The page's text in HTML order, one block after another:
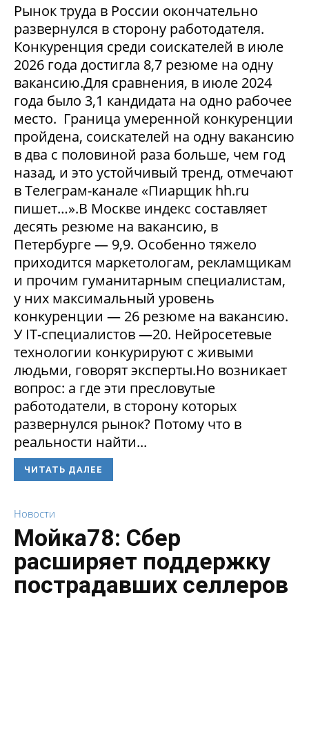
Рынок труда в России окончательно
развернулся в сторону работодателя.
Конкуренция среди соискателей в июле
2026 года достигла 8,7 резюме на одну
вакансию.Для сравнения, в июле 2024
года было 3,1 кандидата на одно рабочее
место. Граница умеренной конкуренции
пройдена, соискателей на одну вакансию
в два с половиной раза больше, чем год
назад, и это устойчивый тренд, отмечают
в Телеграм-канале «Пиарщик hh.ru
пишет…».В Москве индекс составляет
десять резюме на вакансию, в
Петербурге — 9,9. Особенно тяжело
приходится маркетологам, рекламщикам
и прочим гуманитарным специалистам,
у них максимальный уровень
конкуренции — 26 резюме на вакансию.
У IT-специалистов —20. Нейросетевые
технологии конкурируют с живыми
людьми, говорят эксперты.Но возникает
вопрос: а где эти пресловутые
работодатели, в сторону которых
развернулся рынок? Потому что в
реальности найти...
ЧИТАТЬ ДАЛЕЕ
Новости
Мойка78: Сбер
расширяет поддержку
пострадавших селлеров